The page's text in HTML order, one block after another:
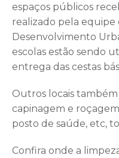
espaços públicos
realizado pela equipe
Desenvolvimento
escolas estão sendo
entrega das cestas
Outros locais
capinagem e
posto de saúde, etc,
Confira onde a